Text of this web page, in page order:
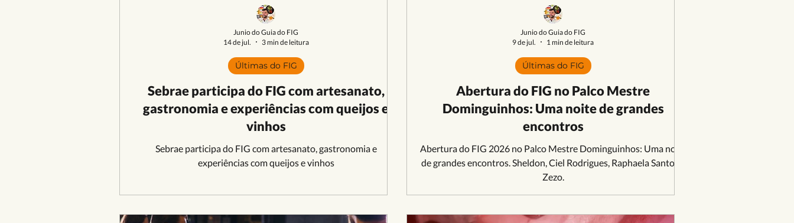
Sebrae participa do FIG com artesanato,
gastronomia e experiências com queijos e
vinhos
Sebrae participa do FIG com artesanato, gastronomia e
experiências com queijos e vinhos
Últimas do FIG
Junio do Guia do FIG
14 de jul.
3 min de leitura
Abertura do FIG no Palco Mestre
Dominguinhos: Uma noite de grandes
encontros
Abertura do FIG 2026 no Palco Mestre Dominguinhos: Uma noite
de grandes encontros. Sheldon, Ciel Rodrigues, Raphaela Santos e
Zezo.
Últimas do FIG
Junio do Guia do FIG
9 de jul.
1 min de leitura